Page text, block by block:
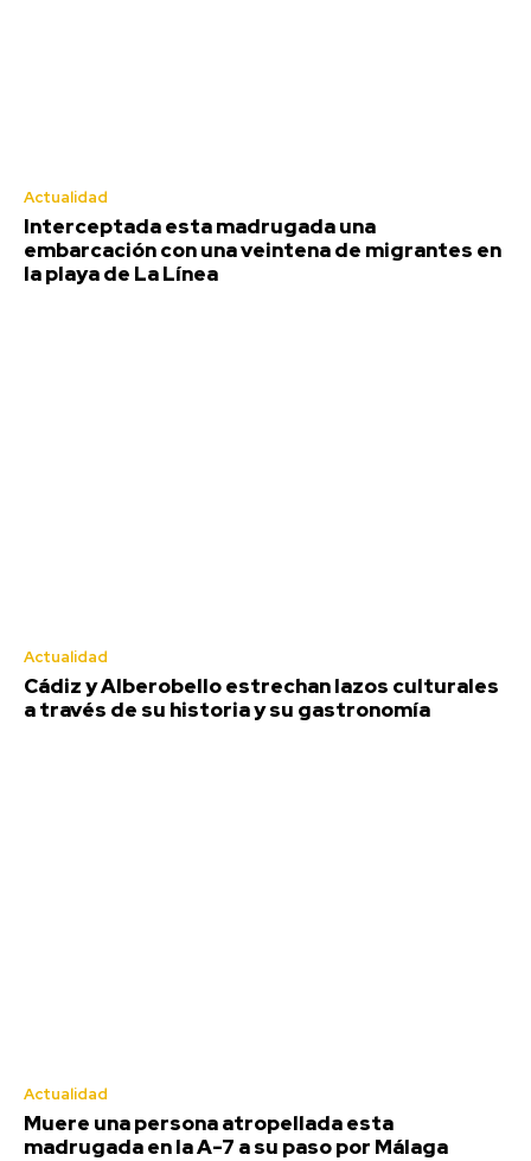
Actualidad
Interceptada esta madrugada una
embarcación con una veintena de migrantes en
la playa de La Línea
Actualidad
Cádiz y Alberobello estrechan lazos culturales
a través de su historia y su gastronomía
Actualidad
Muere una persona atropellada esta
madrugada en la A-7 a su paso por Málaga